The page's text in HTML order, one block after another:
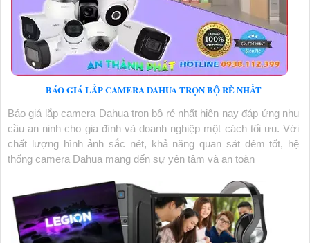
BÁO GIÁ LẮP CAMERA DAHUA TRỌN BỘ RẺ NHẤT
Báo giá lắp camera Dahua trọn bộ rẻ nhất hiện nay đáp ứng nhu
cầu an ninh cho gia đình và doanh nghiệp một cách tối ưu. Với
chất lượng hình ảnh sắc nét, khả năng quan sát đêm tốt, hệ
thống camera Dahua mang đến sự yên tâm và an toàn